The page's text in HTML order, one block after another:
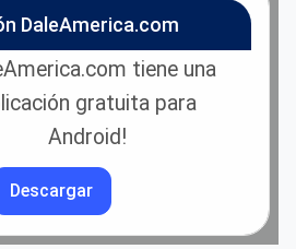
DaleAmerica.com
tiene una
gratuita para
Android!
Descargar